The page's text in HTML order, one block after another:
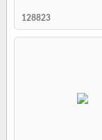
128823